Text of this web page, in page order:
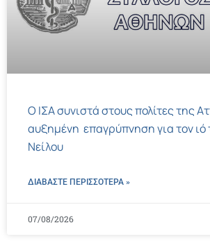
Ο ΙΣΑ συνιστά στους πολίτες της
αυξημένη επαγρύπνηση για τον ιό
Νείλου
ΔΙΑΒΑΣΤΕ ΠΕΡΙΣΣΌΤΕΡΑ »
07/08/2026